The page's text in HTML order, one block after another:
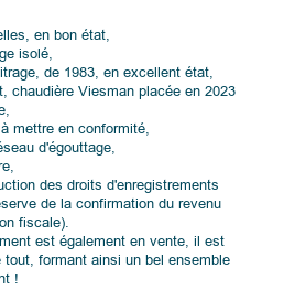
en bon état,
isolé,
de 1983, en excellent état,
chaudière Viesman placée en 2023
mettre en conformité,
d'égouttage,
des droits d'enregistrements
de la confirmation du revenu
fiscale).
est également en vente, il est
formant ainsi un bel ensemble
!